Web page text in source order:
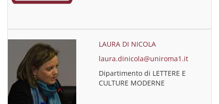
LAURA DI NICOLA
laura.dinicola@uniroma1.it
Dipartimento di LETTERE E
CULTURE MODERNE